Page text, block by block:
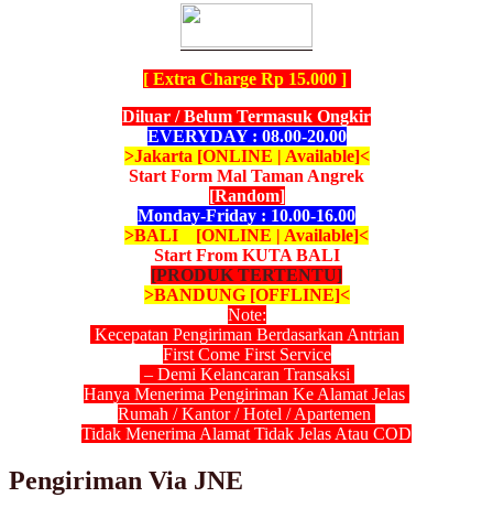
[ Extra Charge Rp 15.000 ]
Diluar / Belum Termasuk Ongkir
EVERYDAY : 08.00-20.00
>Jakarta [ONLINE | Available]<
Start Form Mal Taman Angrek
[Random]
Monday-Friday : 10.00-16.00
>BALI [ONLINE | Available]<
Start From KUTA BALI
[PRODUK TERTENTU]
>BANDUNG [OFFLINE]<
Note:
Kecepatan Pengiriman Berdasarkan Antrian
First Come First Service
– Demi Kelancaran Transaksi
Hanya Menerima Pengiriman Ke Alamat Jelas
Rumah / Kantor / Hotel / Apartemen
Tidak Menerima Alamat Tidak Jelas Atau COD
Pengiriman Via JNE